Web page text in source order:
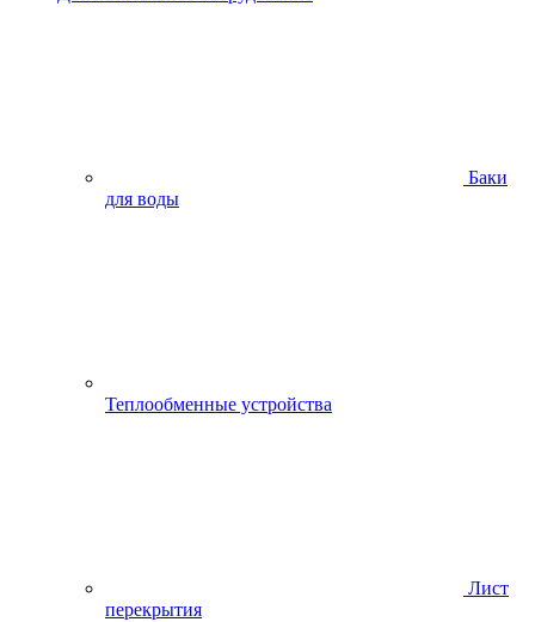
Баки
для воды
Теплообменные устройства
Лист
перекрытия